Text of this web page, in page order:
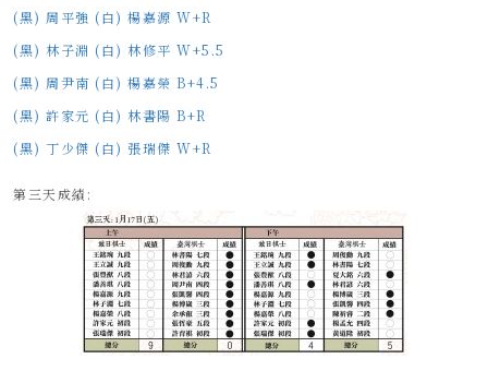
(黑) 周平強 (白) 楊嘉源 W+R
(黑) 林子淵 (白) 林修平 W+5.5
(黑) 周尹南 (白) 楊嘉榮 B+4.5
(黑) 許家元 (白) 林書陽 B+R
(黑) 丁少傑 (白) 張瑞傑 W+R
第三天成績: